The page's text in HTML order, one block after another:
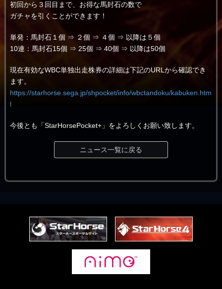
初回から３回目まで、お得な馬封石の数で
ガチャを引くことができます！
単発：馬封石１個 ⇒ ２個 ⇒ ４個 ⇒ 以降は５個
10連：馬封石15個 ⇒ 25個 ⇒ 40個 ⇒ 以降は50個
現在有効なWBC単独出走株券の詳細は下記のURLから確認でき
ます。
https://starhorse.sega.jp/shpocket/info/wbctandoku/kabuken.htm
l
今後とも「StarHorsePocket+」をよろしくお願い致します。
ニュース一覧に戻る